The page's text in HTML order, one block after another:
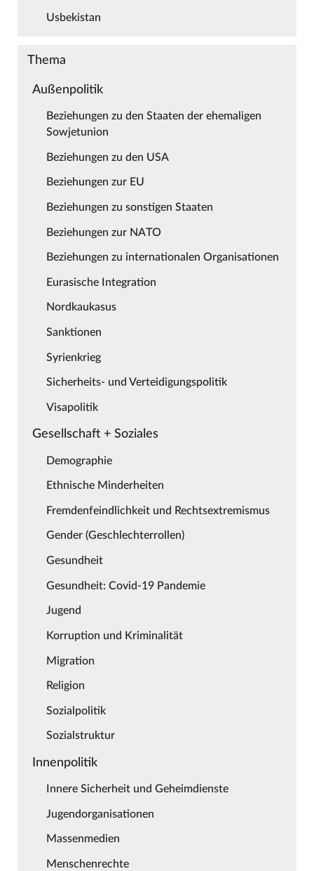
Usbekistan
Thema
Außenpolitik
Beziehungen zu den Staaten der ehemaligen
Sowjetunion
Beziehungen zu den USA
Beziehungen zur EU
Beziehungen zu sonstigen Staaten
Beziehungen zur NATO
Beziehungen zu internationalen Organisationen
Eurasische Integration
Nordkaukasus
Sanktionen
Syrienkrieg
Sicherheits- und Verteidigungspolitik
Visapolitik
Gesellschaft + Soziales
Demographie
Ethnische Minderheiten
Fremdenfeindlichkeit und Rechtsextremismus
Gender (Geschlechterrollen)
Gesundheit
Gesundheit: Covid-19 Pandemie
Jugend
Korruption und Kriminalität
Migration
Religion
Sozialpolitik
Sozialstruktur
Innenpolitik
Innere Sicherheit und Geheimdienste
Jugendorganisationen
Massenmedien
Menschenrechte